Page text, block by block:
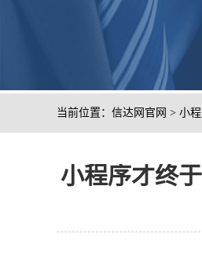
当前位置： 信达网官网 > 小
小程序才终